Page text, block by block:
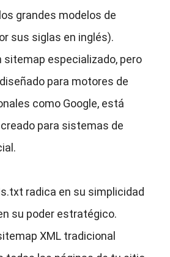
grandes modelos de
sus siglas en inglés).
sitemap especializado, pero
para motores de
como Google, está
para sistemas de
radica en su simplicidad
su poder estratégico.
XML tradicional